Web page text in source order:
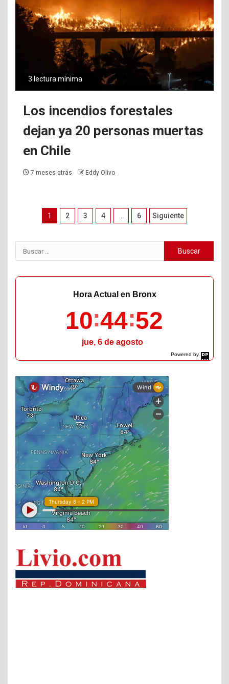
3 lectura mínima
Los incendios forestales
dejan ya 20 personas muertas
en Chile
7 meses atrás Eddy Olivo
Paginación
entradas
1 2 3 4 6 Siguiente
Buscar:
Powered by
DaysPedia.com
Hora Actual en Bronx
10 44 54
jue, 6 de agosto